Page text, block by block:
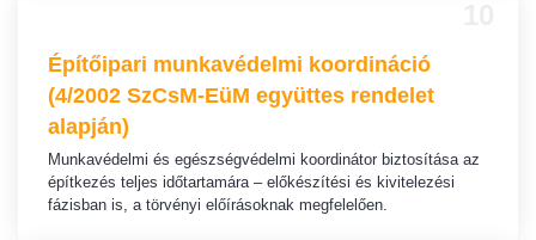
Építőipari munkavédelmi koordináció
(4/2002 SzCsM-EüM együttes rendelet
alapján)
Munkavédelmi és egészségvédelmi koordinátor biztosítása az
építkezés teljes időtartamára – előkészítési és kivitelezési
fázisban is, a törvényi előírásoknak megfelelően.